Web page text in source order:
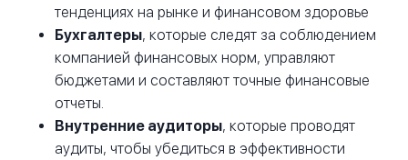
тенденциях на рынке и финансовом здоровье
Бухгалтеры, которые следят за соблюдением
компанией финансовых норм, управляют
бюджетами и составляют точные финансовые
отчеты.
Внутренние аудиторы, которые проводят
аудиты, чтобы убедиться в эффективности